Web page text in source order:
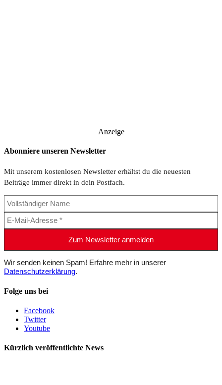
Anzeige
Abonniere unseren Newsletter
Mit unserem kostenlosen Newsletter erhältst du die neuesten
Beiträge immer direkt in dein Postfach.
Wir senden keinen Spam! Erfahre mehr in unserer
Datenschutzerklärung.
Folge uns bei
Facebook
Twitter
Youtube
Kürzlich veröffentlichte News